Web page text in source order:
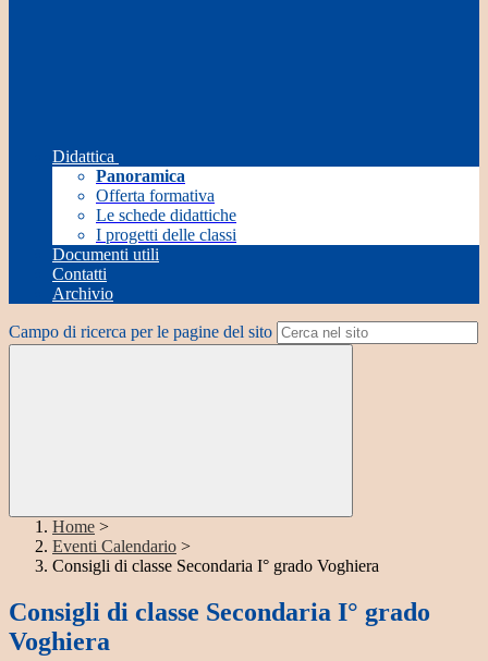
Didattica
Panoramica
Offerta formativa
Le schede didattiche
I progetti delle classi
Documenti utili
Contatti
Archivio
Campo di ricerca per le pagine del sito
Home >
Eventi Calendario >
Consigli di classe Secondaria I° grado Voghiera
Consigli di classe Secondaria I° grado
Voghiera